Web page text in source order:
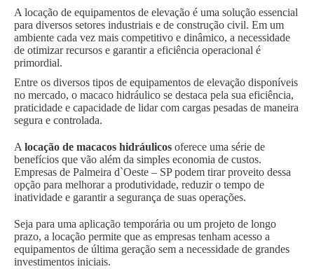
A locação de equipamentos de elevação é uma solução essencial
para diversos setores industriais e de construção civil. Em um
ambiente cada vez mais competitivo e dinâmico, a necessidade
de otimizar recursos e garantir a eficiência operacional é
primordial.
Entre os diversos tipos de equipamentos de elevação disponíveis
no mercado, o macaco hidráulico se destaca pela sua eficiência,
praticidade e capacidade de lidar com cargas pesadas de maneira
segura e controlada.
A locação de macacos hidráulicos oferece uma série de
benefícios que vão além da simples economia de custos.
Empresas de Palmeira d`Oeste – SP podem tirar proveito dessa
opção para melhorar a produtividade, reduzir o tempo de
inatividade e garantir a segurança de suas operações.
Seja para uma aplicação temporária ou um projeto de longo
prazo, a locação permite que as empresas tenham acesso a
equipamentos de última geração sem a necessidade de grandes
investimentos iniciais.